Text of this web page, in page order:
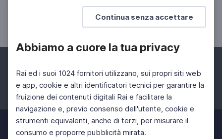
Continua senza accettare
Abbiamo a cuore la tua privacy
Rai ed i suoi 1024 fornitori utilizzano, sui propri siti web
e app, cookie e altri identificatori tecnici per garantire la
fruizione dei contenuti digitali Rai e facilitare la
navigazione e, previo consenso dell'utente, cookie e
strumenti equivalenti, anche di terzi, per misurare il
consumo e proporre pubblicità mirata.
Il nuovo progetto di Artemis Danza
Facebook Instagram Twitter